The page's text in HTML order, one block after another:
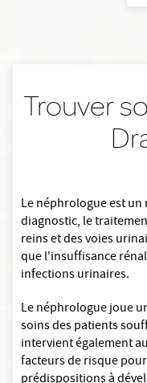
Trouver
Le néphrologue est
diagnostic, le
reins et des voies
que l'insuffisance
infections urinaires.
Le néphrologue joue
soins des patients
intervient également
facteurs de risque